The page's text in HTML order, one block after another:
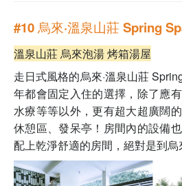
#10 烏來·溫泉山莊 Spring
溫泉山莊 烏來泡湯 烤箱湯屋
走日式風格的烏來·溫泉山莊
年都會固定入住的選擇，除了應
水療等等以外，更有超大超廣闊
休憩區、發呆亭！房間內的設備
配上乾淨舒適的房間，絕對是到烏